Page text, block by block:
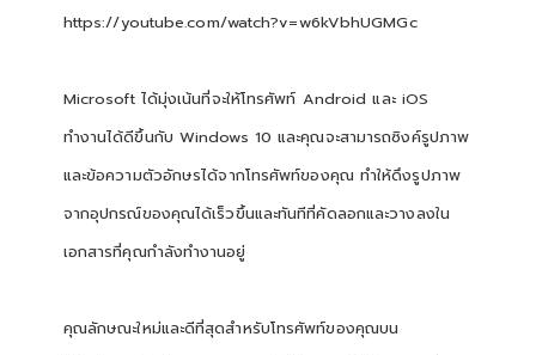
https://youtube.com/watch?v=w6kVbhUGMGc
Microsoft ได้มุ่งเน้นที่จะให้โทรศัพท์ Android และ iOS
ทำงานได้ดีขึ้นกับ Windows 10 และคุณจะสามารถซิงค์รูปภาพ
และข้อความตัวอักษรได้จากโทรศัพท์ของคุณ ทำให้ดึงรูปภาพ
จากอุปกรณ์ของคุณได้เร็วขึ้นและทันทีที่คัดลอกและวางลงใน
เอกสารที่คุณกำลังทำงานอยู่
คุณลักษณะใหม่และดีที่สุดสำหรับโทรศัพท์ของคุณบน